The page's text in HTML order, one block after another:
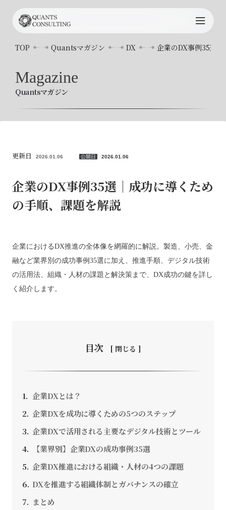
TOP
Quants について
サービス内容
コンサルタント
お知らせ
Quantsマガジン
お問い合わせ
SEEDS CAMPANY. All Rights Reserved.
TOP Quantsマガジン DX 企業のDX事例35選
Magazine
Quantsマガジン
更新日 2026.01.06 公開日 2026.01.06
企業のDX事例35選｜成功に導くため
の手順、課題を解説
企業におけるDX推進の全体像を網羅的に解説。製造、小売、金
融など業界別の成功事例35選に加え、推進手順、デジタル技術
の活用法、組織・人材の課題と解決策まで、DX成功の鍵を詳し
く紹介します。
目次
企業DXとは？
企業DXを成功に導くための5つのステップ
企業DXで活用される主要なデジタル技術とツール
【業界別】企業DXの成功事例35選
企業DX推進における組織・人材の4つの課題
DXを推進する組織体制とガバナンスの確立
まとめ